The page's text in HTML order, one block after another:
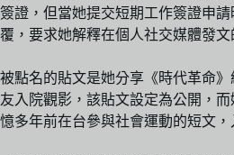
簽證，但當她提交短期工作簽證申
覆，要求她解釋在個人社交媒體發文
被點名的貼文是她分享《時代革命
友入院觀影，該貼文設定為公開，
憶多年前在台參與社會運動的短文